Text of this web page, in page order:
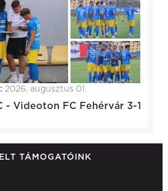
2026. augusztus 01.
- Videoton FC Fehérvár 3-1
TÁMOGATÓINK